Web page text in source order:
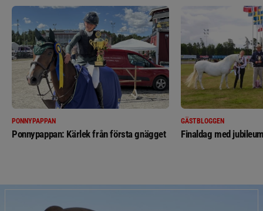
PONNYPAPPAN
Ponnypappan: Kärlek från första gnägget
GÄSTBLOGGEN
Finaldag med